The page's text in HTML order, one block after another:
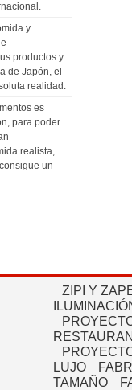
y
productos y
de Japón, el
realidad.
es
para poder
realista,
un
ZIPI Y
LUJO
TAMAÑO